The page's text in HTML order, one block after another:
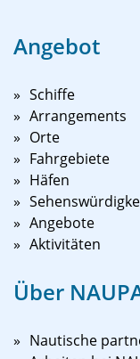
Angebot
Schiffe
Arrangements
Orte
Fahrgebiete
Häfen
Angebote
Aktivitäten
Über
Nautische